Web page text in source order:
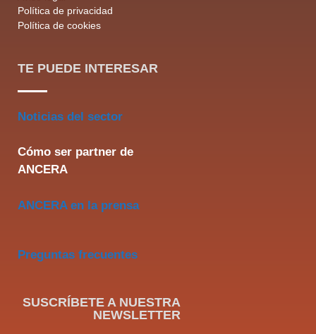
Política de privacidad
Política de cookies
TE PUEDE INTERESAR
Noticias del sector
Cómo ser partner de
ANCERA
ANCERA en la prensa
Preguntas frecuentes
SUSCRÍBETE A NUESTRA
NEWSLETTER